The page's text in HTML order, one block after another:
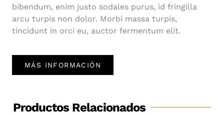
bibendum, enim justo sodales purus, id fringilla
arcu turpis non dolor. Morbi massa turpis,
tincidunt in orci eu, auctor fermentum elit.
MÁS INFORMACIÓN
Productos Relacionados